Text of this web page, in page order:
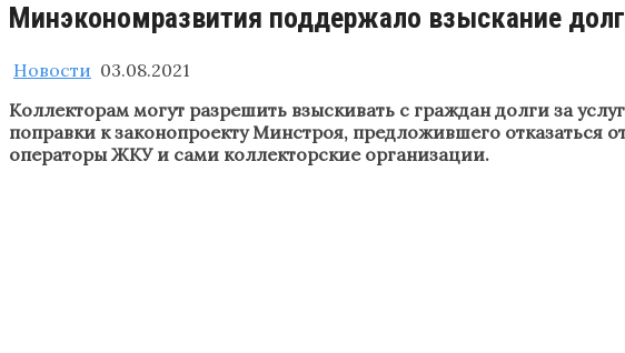
Минэкономразвития поддержало взыскание
Новости 03.08.2021
Коллекторам могут разрешить взыскивать с граждан долги за
поправки к законопроекту Минстроя, предложившего отказаться
операторы ЖКУ и сами коллекторские организации.